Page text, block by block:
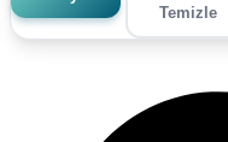
Temizle